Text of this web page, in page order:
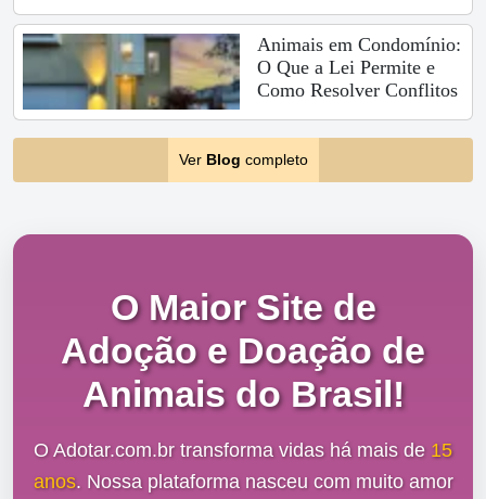
Animais em Condomínio:
O Que a Lei Permite e
Como Resolver Conflitos
Ver Blog completo
O Maior Site de
Adoção e Doação de
Animais do Brasil!
O Adotar.com.br transforma vidas há mais de 15
anos. Nossa plataforma nasceu com muito amor